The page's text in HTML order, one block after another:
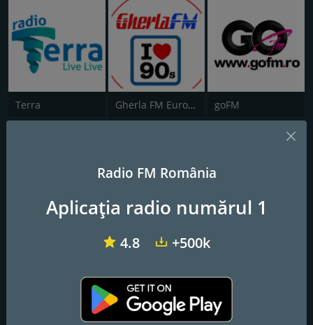
Terra Gherla FM Eurodance Music Radio goFM
The latest news, the best music!
Frecvențe FM
: Online
Contacte
https://newsradio.ro/
I.C. Bratianu 104, Botosani, Romania
Radio FM România
Aplicația radio numărul 1
4.8 +500k